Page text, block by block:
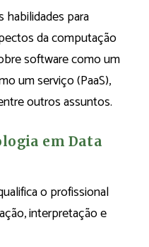
habilidades para
da computação
software como um
um serviço (PaaS),
outros assuntos.
em Data
o profissional
interpretação e